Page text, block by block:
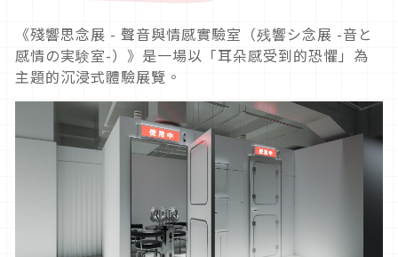
《殘響思念展 - 聲音與情感實驗室（残響シ念展 -音と
感情の実験室-）》是一場以「耳朵感受到的恐懼」為
主題的沉浸式體驗展覽。